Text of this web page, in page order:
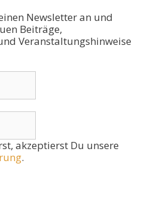
Newsletter an und
Beiträge,
Veranstaltungshinweise
akzeptierst Du unsere
.